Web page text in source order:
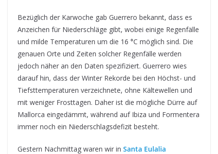
Bezüglich der Karwoche gab Guerrero bekannt, dass es
Anzeichen für Niederschläge gibt, wobei einige Regenfälle
und milde Temperaturen um die 16 °C möglich sind. Die
genauen Orte und Zeiten solcher Regenfälle werden
jedoch näher an den Daten spezifiziert. Guerrero wies
darauf hin, dass der Winter Rekorde bei den Höchst- und
Tiefsttemperaturen verzeichnete, ohne Kältewellen und
mit weniger Frosttagen. Daher ist die mögliche Dürre auf
Mallorca eingedämmt, während auf Ibiza und Formentera
immer noch ein Niederschlagsdefizit besteht.
Gestern Nachmittag waren wir in Santa Eulalia